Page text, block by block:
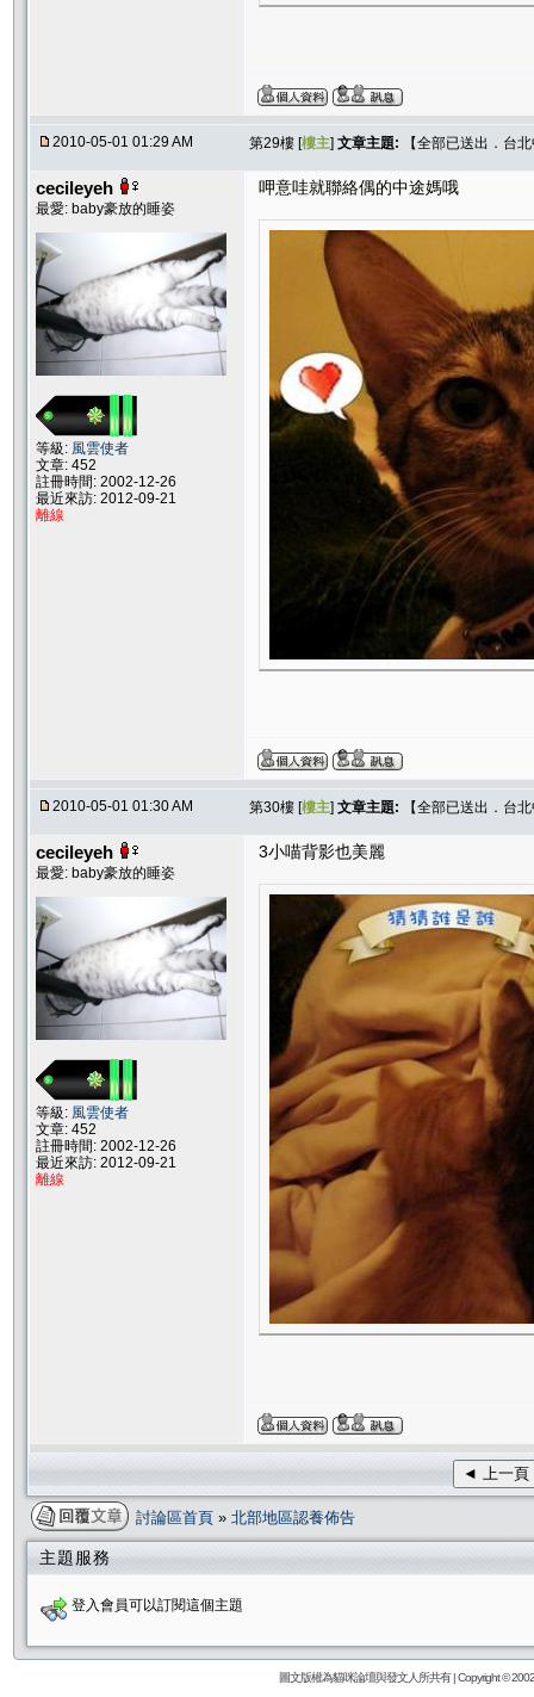
2010-05-01 01:29 AM 第29樓 [樓主] 文章主題: 【全部已送出．台
cecileyeh
最愛: baby豪放的睡姿
等級: 風雲使者
文章: 452
註冊時間: 2002-12-26
最近來訪: 2012-09-21
離線
呷意哇就聯絡偶的中途媽哦
2010-05-01 01:30 AM 第30樓 [樓主] 文章主題: 【全部已送出．台
cecileyeh
最愛: baby豪放的睡姿
等級: 風雲使者
文章: 452
註冊時間: 2002-12-26
最近來訪: 2012-09-21
離線
3小喵背影也美麗
◄ 上一頁
討論區首頁 » 北部地區認養佈告
主題服務
登入會員可以訂閱這個主題
圖文版權為貓咪論壇與發文人所共有 | Copyright ©